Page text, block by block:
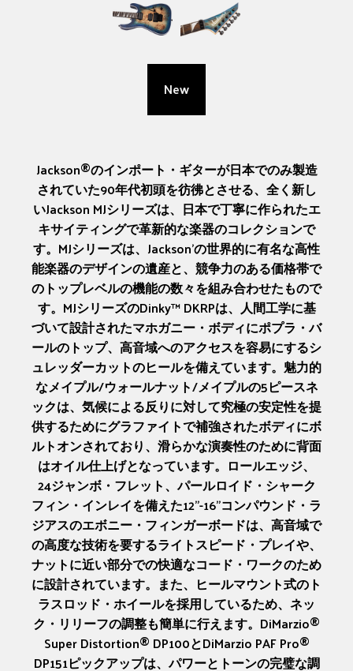
New
Jackson®のインポート・ギターが日本でのみ製造
されていた90年代初頭を彷彿とさせる、全く新し
いJackson MJシリーズは、日本で丁寧に作られたエ
キサイティングで革新的な楽器のコレクションで
す。MJシリーズは、Jackson’の世界的に有名な高性
能楽器のデザインの遺産と、競争力のある価格帯で
のトップレベルの機能の数々を組み合わせたもので
す。MJシリーズのDinky™ DKRPは、人間工学に基
づいて設計されたマホガニー・ボディにポプラ・バ
ールのトップ、高音域へのアクセスを容易にするシ
ュレッダーカットのヒールを備えています。魅力的
なメイプル/ウォールナット/メイプルの5ピースネ
ックは、気候による反りに対して究極の安定性を提
供するためにグラファイトで補強されたボディにボ
ルトオンされており、滑らかな演奏性のために背面
はオイル仕上げとなっています。ロールエッジ、
24ジャンボ・フレット、パールロイド・シャーク
フィン・インレイを備えた12"-16"コンパウンド・ラ
ジアスのエボニー・フィンガーボードは、高音域で
の高度な技術を要するライトスピード・プレイや、
ナットに近い部分での快適なコード・ワークのため
に設計されています。また、ヒールマウント式のト
ラスロッド・ホイールを採用しているため、ネッ
ク・リリーフの調整も簡単に行えます。DiMarzio®
Super Distortion® DP100とDiMarzio PAF Pro®
DP151ピックアップは、パワーとトーンの完璧な調